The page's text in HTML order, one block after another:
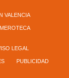
VALENCIA
LEGAL
PUBLICIDAD